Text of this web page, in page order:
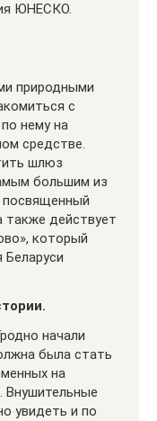
ЮНЕСКО.
природными
с
нему на
средстве.
шлюз
большим из
посвященный
также действует
который
начали
была стать
на
Внушительные
увидеть и по